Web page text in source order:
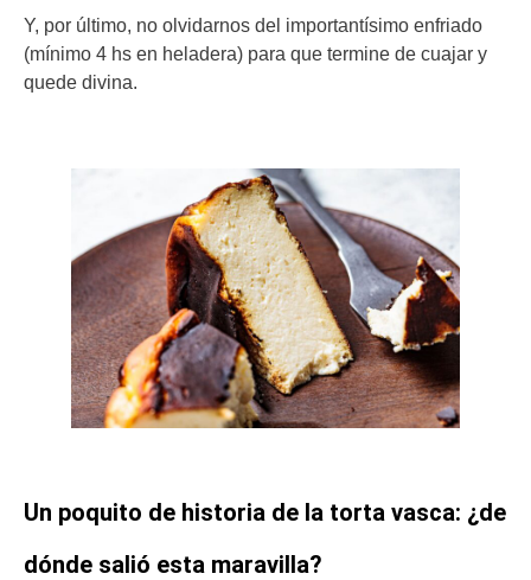
Y, por último, no olvidarnos del importantísimo enfriado
(mínimo 4 hs en heladera) para que termine de cuajar y
quede divina.
Un poquito de historia de la torta vasca: ¿de
dónde salió esta maravilla?